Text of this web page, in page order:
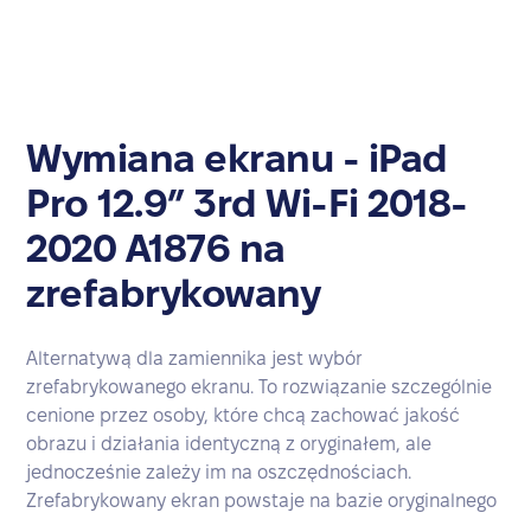
Wymiana ekranu - iPad
Pro 12.9” 3rd Wi-Fi 2018-
2020 A1876 na
zrefabrykowany
Alternatywą dla zamiennika jest wybór
zrefabrykowanego ekranu. To rozwiązanie szczególnie
cenione przez osoby, które chcą zachować jakość
obrazu i działania identyczną z oryginałem, ale
jednocześnie zależy im na oszczędnościach.
Zrefabrykowany ekran powstaje na bazie oryginalnego